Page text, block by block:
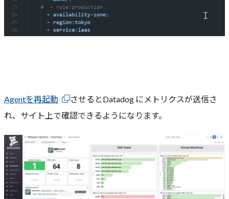
Agentを再起動
させるとDatadog にメトリクスが送信さ
れ、サイト上で確認できるようになります。